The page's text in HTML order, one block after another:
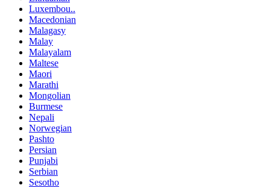
Luxembou..
Macedonian
Malagasy
Malay
Malayalam
Maltese
Maori
Marathi
Mongolian
Burmese
Nepali
Norwegian
Pashto
Persian
Punjabi
Serbian
Sesotho